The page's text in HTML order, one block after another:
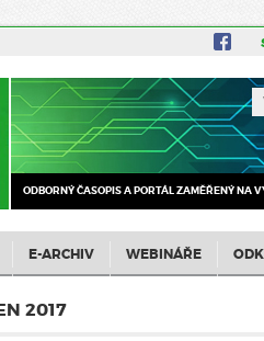
ODBORNÝ ČASOPIS A PORTÁL ZAMĚŘENÝ NA
E-ARCHIV WEBINÁŘE
2017